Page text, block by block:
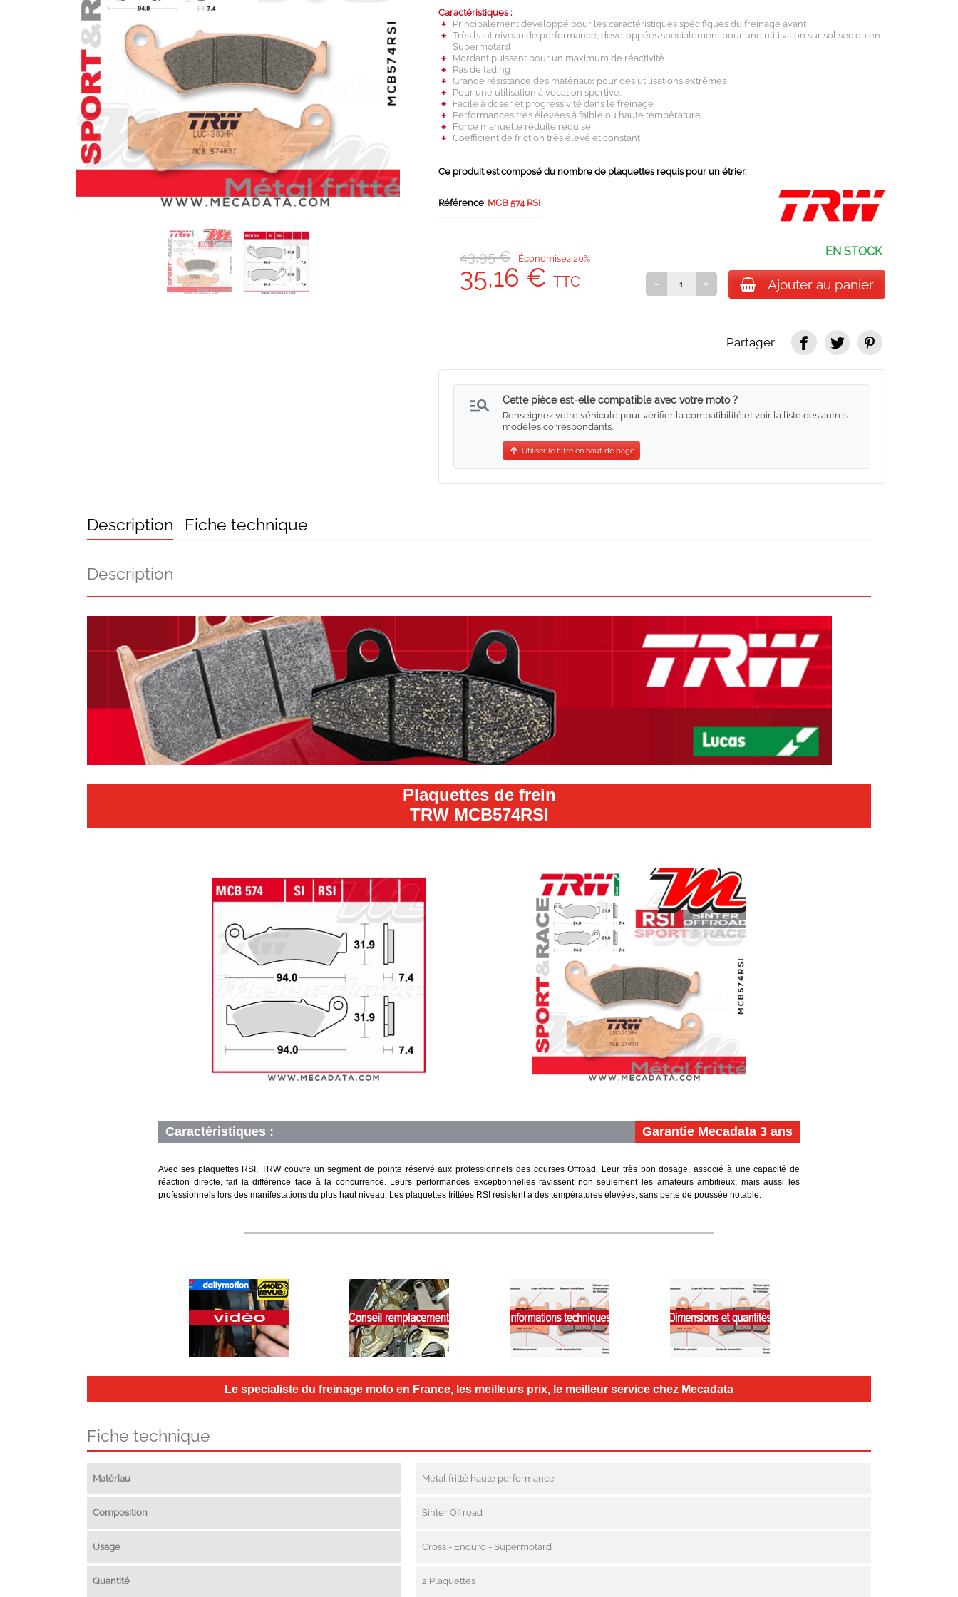
Caractéristiques :
Principalement developpé pour les caractéristiques spécifiques du freinage avant
Très haut niveau de performance, developpées spécialement pour une utilisation sur sol sec ou en
Supermotard
Mordant puissant pour un maximum de réactivité
Pas de fading
Grande résistance des matériaux pour des utilisations extrêmes
Pour une utilisation à vocation sportive.
Facile à doser et progressivité dans le freinage
Performances très élevées à faible ou haute température
Force manuelle réduite requise
Coefficient de friction très élevé et constant
Ce produit est composé du nombre de plaquettes requis pour un étrier.
Référence MCB 574 RSI
43,95 € Économisez 20%
35,16 €TTC
EN STOCK
Ajouter au panier
Partager
manage_search Cette pièce est-elle compatible avec votre moto ?
Renseignez votre véhicule pour vérifier la compatibilité et voir la liste des autres
modèles correspondants.
arrow_upward Utiliser le filtre en haut de page
Description Fiche technique
Description
Plaquettes de frein
TRW MCB574RSI
Caractéristiques : Garantie Mecadata 3 ans
Avec ses plaquettes RSI, TRW couvre un segment de pointe réservé aux professionnels des courses Offroad. Leur très bon dosage, associé à une capacité de
réaction directe, fait la différence face à la concurrence. Leurs performances exceptionnelles ravissent non seulement les amateurs ambitieux, mais aussi les
professionnels lors des manifestations du plus haut niveau. Les plaquettes frittées RSI résistent à des températures élevées, sans perte de poussée notable.
Le specialiste du freinage moto en France, les meilleurs prix, le meilleur service chez Mecadata
Fiche technique
Matériau Métal fritté haute performance
Composition Sinter Offroad
Usage Cross - Enduro - Supermotard
Quantité 2 Plaquettes